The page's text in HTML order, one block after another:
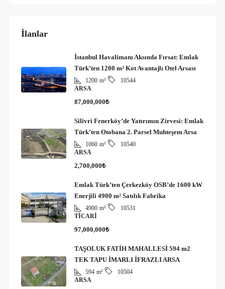
İlanlar
İstanbul Havalimanı Aksında Fırsat: Emlak
Türk’ten 1200 m² Kot Avantajlı Otel Arsası
1200 m²
10544
ARSA
87,000,000₺
Silivri Fenerköy’de Yatırımın Zirvesi: Emlak
Türk’ten Otobana 2. Parsel Muhteşem Arsa
1060 m²
10540
ARSA
2,700,000₺
Emlak Türk’ten Çerkezköy OSB’de 1600 kW
Enerjili 4900 m² Satılık Fabrika
4900 m²
10531
TICARI
97,000,000₺
TAŞOLUK FATİH MAHALLESİ 594 m2
TEK TAPU İMARLI İFRAZLI ARSA
594 m²
10504
ARSA